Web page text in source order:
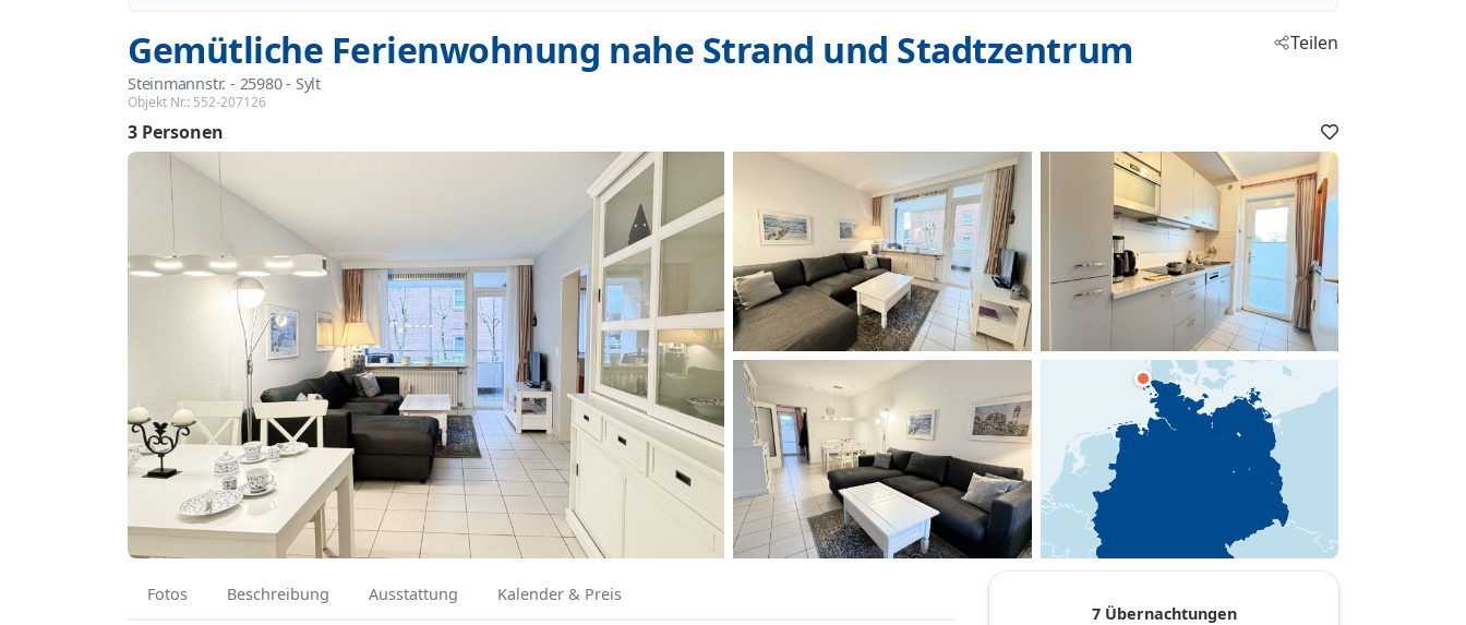
Gemütliche Ferienwohnung nahe Strand und Stadtzentrum
Steinmannstr. - 25980 - Sylt
Objekt Nr.: 552-207126
Teilen
3 Personen
Fotos Beschreibung Ausstattung Kalender & Preis
7 Übernachtungen